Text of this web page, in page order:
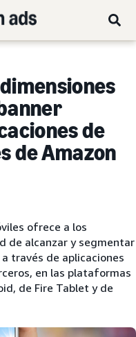
de
de Amazon
ofrece a los
de alcanzar y segmentar
través de aplicaciones
en las plataformas
de Fire Tablet y de